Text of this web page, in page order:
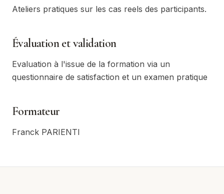
Ateliers pratiques sur les cas reels des participants.
Évaluation et validation
Evaluation à l'issue de la formation via un
questionnaire de satisfaction et un examen pratique
Formateur
Franck PARIENTI